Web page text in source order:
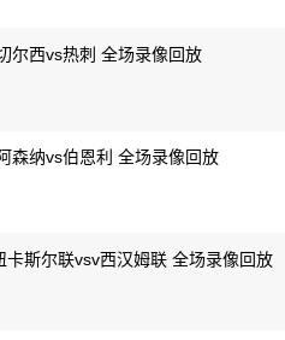
尔西vs热刺 全场录像回放
森纳vs伯恩利 全场录像回放
斯尔联vsv西汉姆联 全场录像回放